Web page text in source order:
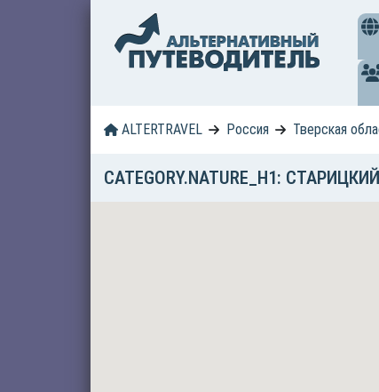
ALTERTRAVEL Россия Тверская
CATEGORY.NATURE_H1: